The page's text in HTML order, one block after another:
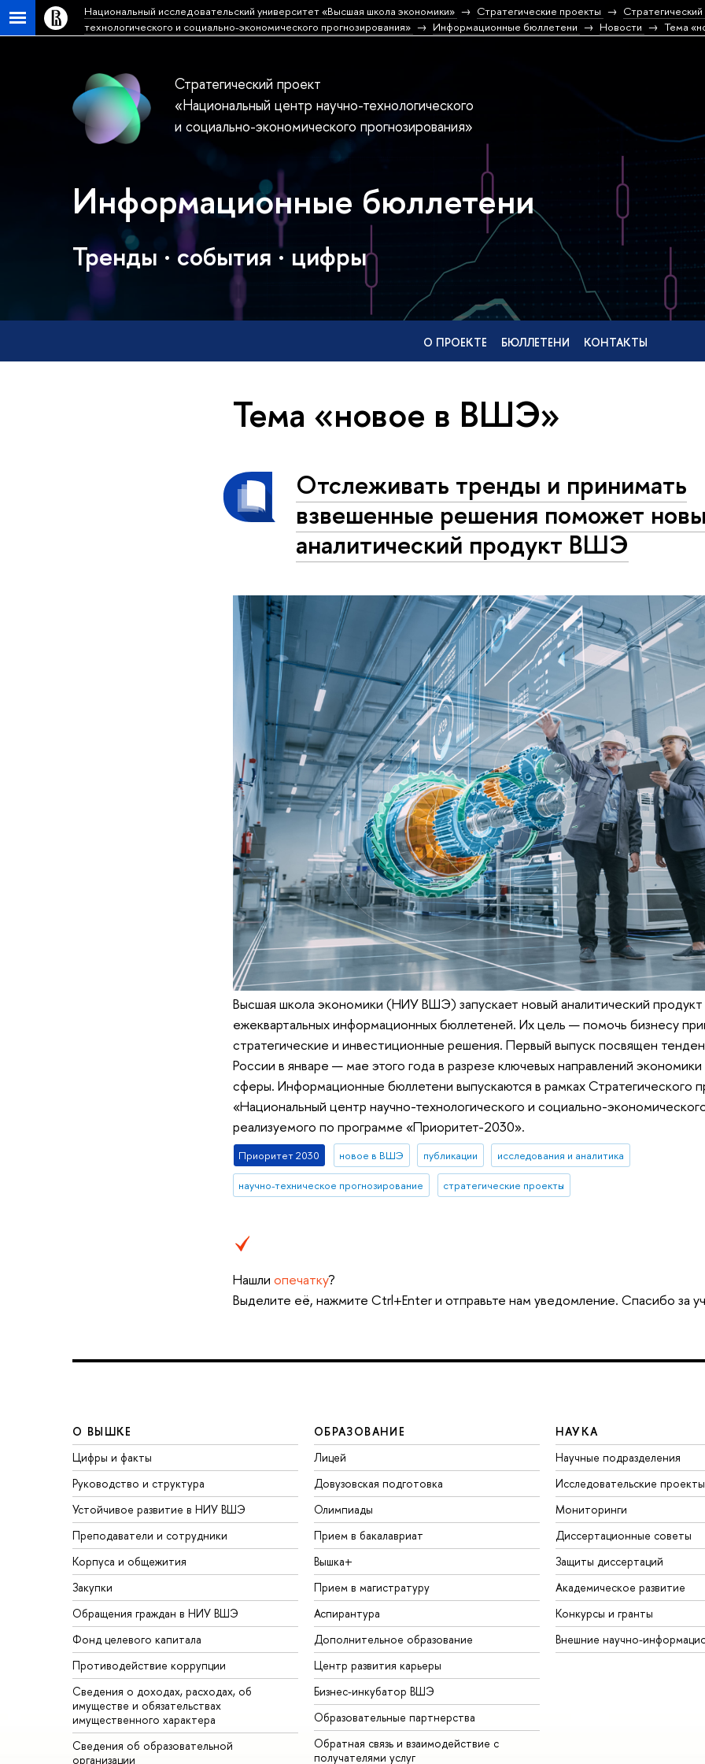
Национальный исследовательский университет «Высшая школа экономики» Стратегические проекты
технологического и социально-экономического прогнозирования»
Информационные бюллетени Новости Тема
Стратегический проект
«Национальный центр научно-технологического
и социально-экономического прогнозирования»
Информационные бюллетени
Тренды · cобытия · цифры
О ПРОЕКТЕ БЮЛЛЕТЕНИ КОНТАКТЫ
Тема «новое в ВШЭ»
Отслеживать тренды и принимать
взвешенные решения поможет
аналитический продукт ВШЭ
Высшая школа экономики (НИУ ВШЭ) запускает новый аналитический
ежеквартальных информационных бюллетеней. Их цель — помочь бизнесу
стратегические и инвестиционные решения. Первый выпуск посвящен
России в январе — мае этого года в разрезе ключевых направлений
сферы. Информационные бюллетени выпускаются в рамках Стратегического
«Национальный центр научно-технологического и социально-
реализуемого по программе «Приоритет-2030».
Приоритет 2030 новое в ВШЭ публикации исследования и аналитика
научно-техническое прогнозирование стратегические проекты
Нашли опечатку?
Выделите её, нажмите Ctrl+Enter и отправьте нам уведомление. Спасибо за
О ВЫШКЕ
Цифры и факты
Руководство и структура
Устойчивое развитие в НИУ ВШЭ
Преподаватели и сотрудники
Корпуса и общежития
Закупки
Обращения граждан в НИУ ВШЭ
Фонд целевого капитала
Противодействие коррупции
Сведения о доходах, расходах, об
имуществе и обязательствах
имущественного характера
Сведения об образовательной
организации
ОБРАЗОВАНИЕ
Лицей
Довузовская подготовка
Олимпиады
Прием в бакалавриат
Вышка+
Прием в магистратуру
Аспирантура
Дополнительное образование
Центр развития карьеры
Бизнес-инкубатор ВШЭ
Образовательные партнерства
Обратная связь и взаимодействие с
получателями услуг
НАУКА
Научные подразделения
Исследовательские проекты
Мониторинги
Диссертационные советы
Защиты диссертаций
Академическое развитие
Конкурсы и гранты
Внешние научно-